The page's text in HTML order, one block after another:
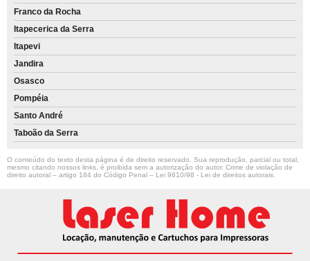
Franco da Rocha
Itapecerica da Serra
Itapevi
Jandira
Osasco
Pompéia
Santo André
Taboão da Serra
O conteúdo do texto desta página é de direito reservado. Sua reprodução, parcial ou total,
mesmo citando nossos links, é proibida sem a autorização do autor. Crime de violação de
direito autoral – artigo 184 do Código Penal – Lei 9610/98 - Lei de direitos autorais